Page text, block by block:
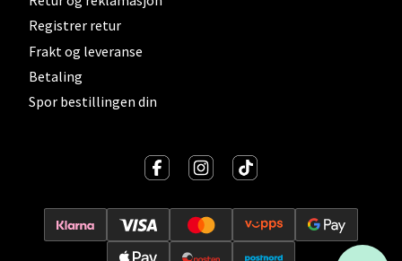
Registrer retur
Frakt og leveranse
Betaling
Spor bestillingen din
Bryne/Jæren - M44
Jupiterveien 2, 4340 Bryne
Åpent i dag 10-20
Velg